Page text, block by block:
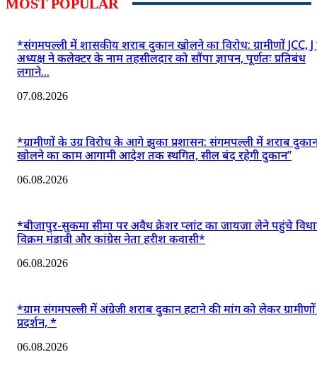
MOST POPULAR
*संगमपल्ली में शासकीय शराब दुकान खोलने का विरोध: ग्रामीणों JCC, J
अध्यक्ष ने कलेक्टर के नाम तहसीलदार को सौंपा ज्ञापन, पूर्णतः प्रतिबंध
लगाने...
07.08.2026
*ग्रामीणों के उग्र विरोध के आगे झुका प्रशासन: संगमपल्ली में शराब
खोलने का काम आगामी आदेश तक स्थगित, सील बंद रहेगी दुकान”
06.08.2026
*बीजापुर-सुकमा सीमा पर अवैध क्रेशर प्लांट का जायजा लेने पहुंचे
विक्रम मंडावी और कांग्रेस नेता हरीश कवासी*
06.08.2026
*ग्राम संगमपल्ली में अंग्रेजी शराब दुकान हटाने की मांग को लेकर
प्रदर्शन, *
06.08.2026